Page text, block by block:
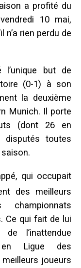
a profité du
10 mai,
n’a rien perdu de
l’unique but de
(0-1) à son
la deuxième
Munich. Il porte
(dont 26 en
disputés toutes
qui occupait
des meilleurs
Ce qui fait de lui
l’inattendue
en Ligue des
joueurs